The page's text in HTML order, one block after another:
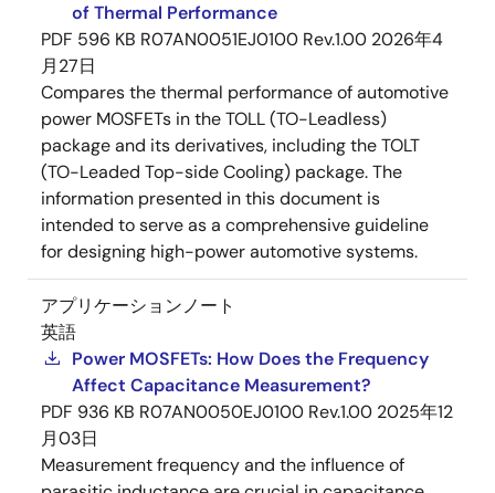
of Thermal Performance
PDF 596 KB R07AN0051EJ0100 Rev.1.00 2026年4
月27日
Compares the thermal performance of automotive
power MOSFETs in the TOLL (TO-Leadless)
package and its derivatives, including the TOLT
(TO-Leaded Top-side Cooling) package. The
information presented in this document is
intended to serve as a comprehensive guideline
for designing high-power automotive systems.
アプリケーションノート
英語
Power MOSFETs: How Does the Frequency
Affect Capacitance Measurement?
PDF 936 KB R07AN0050EJ0100 Rev.1.00 2025年12
月03日
Measurement frequency and the influence of